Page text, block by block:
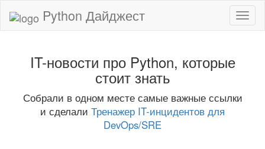
Python Дайджест
IT-новости про Python, которые
стоит знать
Собрали в одном месте самые важные ссылки
и сделали Тренажер IT-инцидентов для
DevOps/SRE